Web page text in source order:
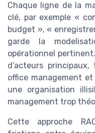
Chaque ligne de la
clé, par exemple «
budget », «
garde la
opérationnel
d’acteurs
office management
une organisation
management trop
Cette approche